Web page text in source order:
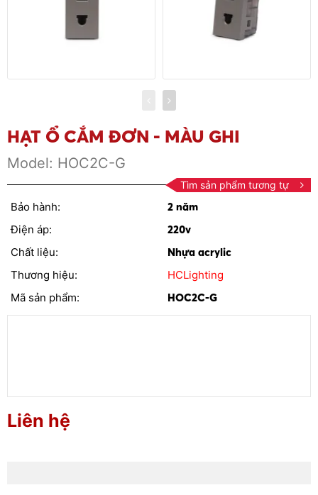
HẠT Ổ CẮM ĐƠN - MÀU GHI
Model: HOC2C-G
Tìm sản phẩm tương tự
Bảo hành:
2 năm
Điện áp:
220v
Chất liệu:
Nhựa acrylic
Thương hiệu:
HCLighting
Mã sản phẩm:
HOC2C-G
Liên hệ